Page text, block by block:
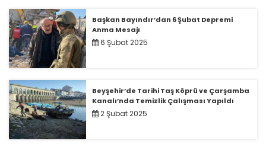
Başkan Bayındır’dan 6 Şubat Depremi
Anma Mesajı
6 Şubat 2025
Beyşehir’de Tarihi Taş Köprü ve Çarşamba
Kanalı’nda Temizlik Çalışması Yapıldı
2 Şubat 2025